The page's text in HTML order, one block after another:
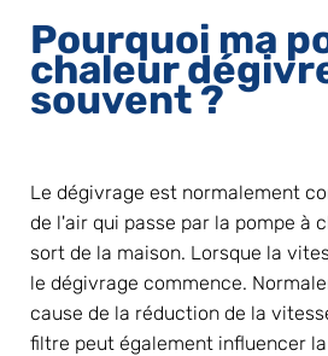
Pourquoi ma
chaleur
souvent ?
Le dégivrage est normalement
de l'air qui passe par la pompe à
sort de la maison. Lorsque la
le dégivrage commence.
cause de la réduction de la
filtre peut également influencer